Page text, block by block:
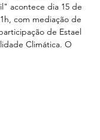
acontece dia 15 de
com mediação de
de Estael
Climática. O